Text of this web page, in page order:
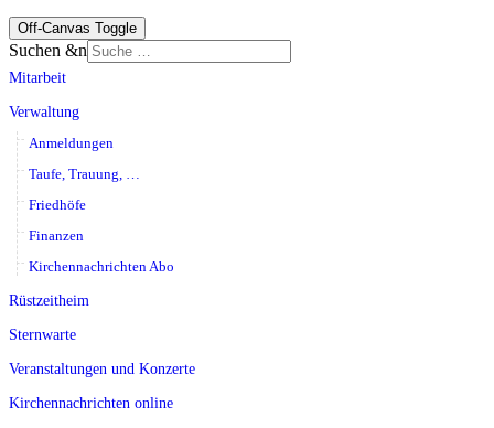
Off-Canvas Toggle
Suchen &n
Mitarbeit
Verwaltung
Anmeldungen
Taufe, Trauung, …
Friedhöfe
Finanzen
Kirchennachrichten Abo
Rüstzeitheim
Sternwarte
Veranstaltungen und Konzerte
Kirchennachrichten online